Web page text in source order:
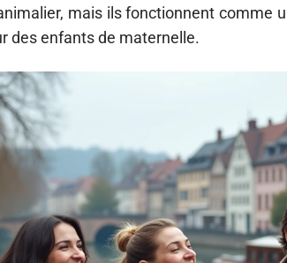
mais ils fonctionnent comme
des enfants de maternelle.